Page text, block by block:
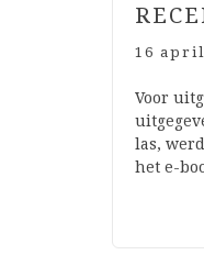
16 april
Voor
las,
het e-